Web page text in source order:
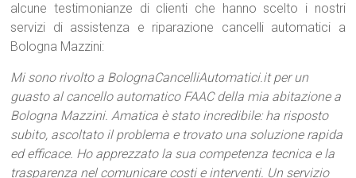
alcune testimonianze di clienti che hanno scelto i nostri
servizi di assistenza e riparazione cancelli automatici a
Bologna Mazzini:
Mi sono rivolto a BolognaCancelliAutomatici.it per un
guasto al cancello automatico FAAC della mia abitazione a
Bologna Mazzini. Amatica è stato incredibile: ha risposto
subito, ascoltato il problema e trovato una soluzione rapida
ed efficace. Ho apprezzato la sua competenza tecnica e la
trasparenza nel comunicare costi e interventi. Un servizio